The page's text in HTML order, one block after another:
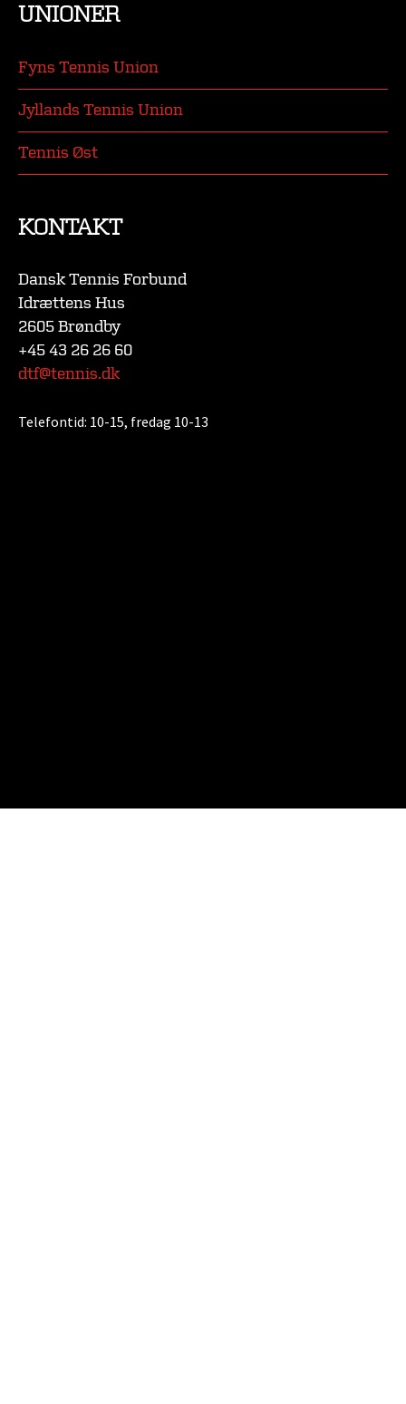
UNIONER
Fyns Tennis Union
Jyllands Tennis Union
Tennis Øst
KONTAKT
Dansk Tennis Forbund
Idrættens Hus
2605 Brøndby
+45 43 26 26 60
dtf@tennis.dk
Telefontid: 10-15, fredag 10-13